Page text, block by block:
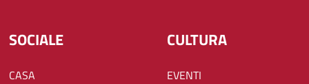
SOCIALE
CASA
CULTURA
EVENTI